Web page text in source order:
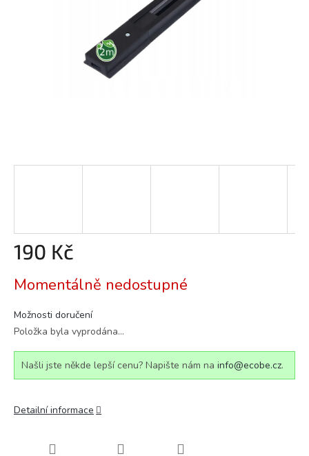
190 Kč
cena:
Momentálně nedostupné
Možnosti doručení
Položka byla vyprodána…
Našli jste někde lepší cenu? Napište nám na info@ecobe.cz.
Detailní informace